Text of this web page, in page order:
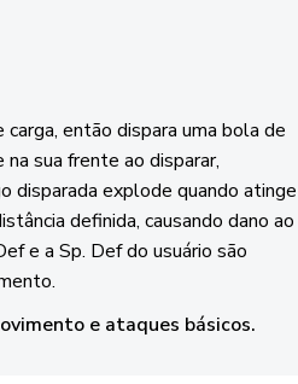
então dispara uma bola de
sua frente ao disparar,
disparada explode quando atinge
definida, causando dano ao
e a Sp. Def do usuário são
e ataques básicos.